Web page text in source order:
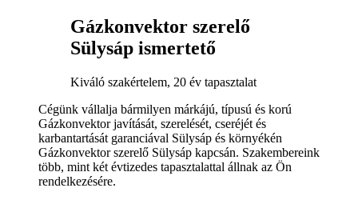
Gázkonvektor szerelő
Sülysáp ismertető
Kiváló szakértelem, 20 év tapasztalat
Cégünk vállalja bármilyen márkájú, típusú és korú
Gázkonvektor javítását, szerelését, cseréjét és
karbantartását garanciával Sülysáp és környékén
Gázkonvektor szerelő Sülysáp kapcsán. Szakembereink
több, mint két évtizedes tapasztalattal állnak az Ön
rendelkezésére.